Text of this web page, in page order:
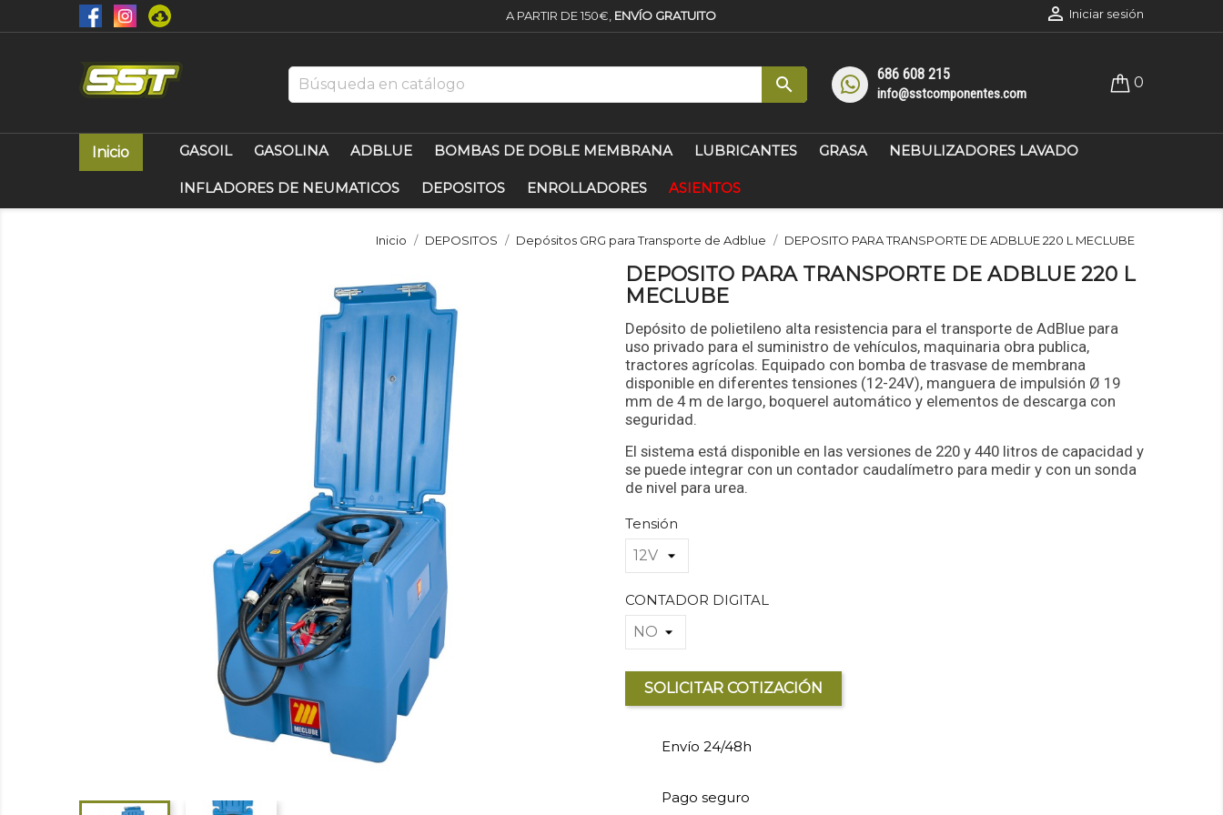
A PARTIR DE 150€, ENVÍO GRATUITO  Iniciar sesión
 686 608 215
info@sstcomponentes.com
0
Inicio GASOIL GASOLINA ADBLUE BOMBAS DE DOBLE MEMBRANA LUBRICANTES GRASA NEBULIZADORES LAVADO
INFLADORES DE NEUMATICOS DEPOSITOS ENROLLADORES ASIENTOS
Inicio DEPOSITOS Depósitos GRG para Transporte de Adblue DEPOSITO PARA TRANSPORTE DE ADBLUE 220 L MECLUBE
DEPOSITO PARA TRANSPORTE DE ADBLUE 220 L
MECLUBE
Depósito de polietileno alta resistencia para el transporte de AdBlue para
uso privado para el suministro de vehículos, maquinaria obra publica,
tractores agrícolas. Equipado con bomba de trasvase de membrana
disponible en diferentes tensiones (12-24V), manguera de impulsión Ø 19
mm de 4 m de largo, boquerel automático y elementos de descarga con
seguridad.
El sistema está disponible en las versiones de 220 y 440 litros de capacidad y
se puede integrar con un contador caudalímetro para medir y con un sonda
de nivel para urea.
Tensión
CONTADOR DIGITAL
SOLICITAR COTIZACIÓN
Envío 24/48h
Pago seguro